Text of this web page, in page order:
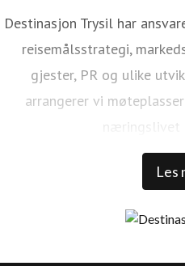
Les
Destinasjon Trysil har
reisemålsstrategi,
gjester, PR og ulike
arrangerer vi
næringslivet
Trysil er Norges største ski-
Trysilfjellet, over 1 300 000